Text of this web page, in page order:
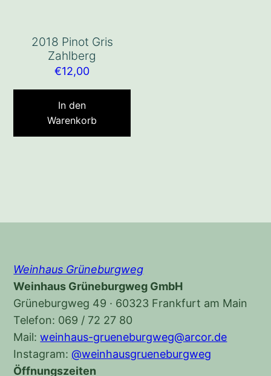
2018 Pinot Gris
Zahlberg
€12,00
In den
Warenkorb
Weinhaus Grüneburgweg
Weinhaus Grüneburgweg GmbH
Grüneburgweg 49 · 60323 Frankfurt am Main
Telefon: 069 / 72 27 80
Mail:weinhaus-grueneburgweg@arcor.de
Instagram:@weinhausgrueneburgweg
Öffnungszeiten